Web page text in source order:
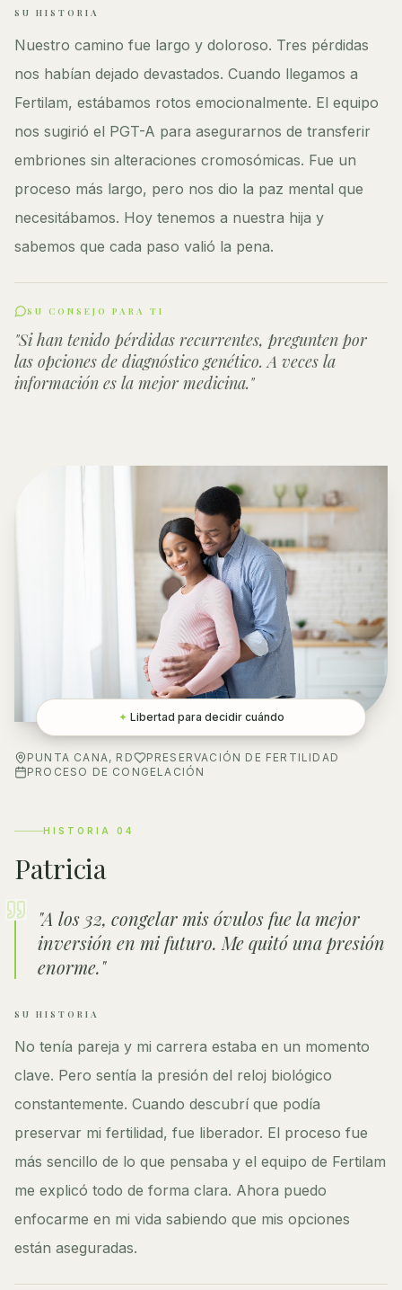
SU HISTORIA
Nuestro camino fue largo y doloroso. Tres pérdidas
nos habían dejado devastados. Cuando llegamos a
Fertilam, estábamos rotos emocionalmente. El equipo
nos sugirió el PGT-A para asegurarnos de transferir
embriones sin alteraciones cromosómicas. Fue un
proceso más largo, pero nos dio la paz mental que
necesitábamos. Hoy tenemos a nuestra hija y
sabemos que cada paso valió la pena.
SU CONSEJO PARA TI
"Si han tenido pérdidas recurrentes, pregunten por
las opciones de diagnóstico genético. A veces la
información es la mejor medicina."
✦ Libertad para decidir cuándo
PUNTA CANA, RD
PRESERVACIÓN DE FERTILIDAD
PROCESO DE CONGELACIÓN
HISTORIA 04
Patricia
"A los 32, congelar mis óvulos fue la mejor
inversión en mi futuro. Me quitó una presión
enorme."
SU HISTORIA
No tenía pareja y mi carrera estaba en un momento
clave. Pero sentía la presión del reloj biológico
constantemente. Cuando descubrí que podía
preservar mi fertilidad, fue liberador. El proceso fue
más sencillo de lo que pensaba y el equipo de Fertilam
me explicó todo de forma clara. Ahora puedo
enfocarme en mi vida sabiendo que mis opciones
están aseguradas.